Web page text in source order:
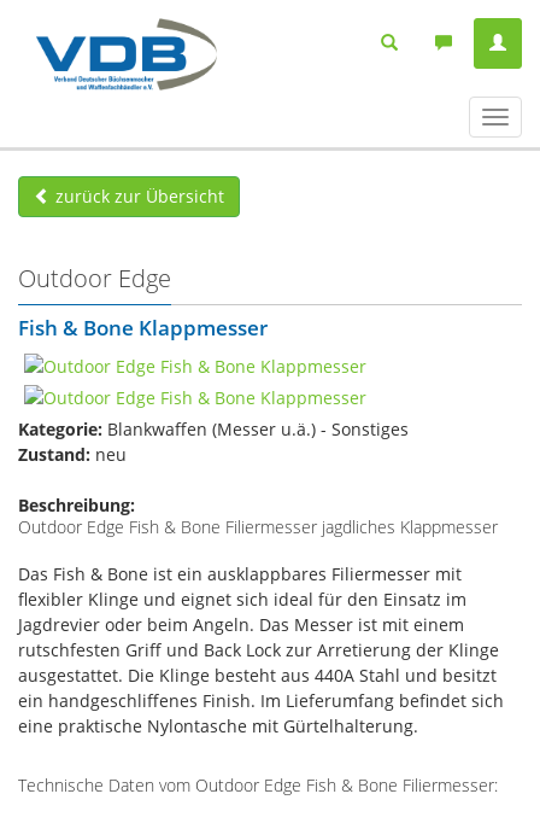
ein-/
zurück zur Übersicht
Outdoor Edge
Fish & Bone Klappmesser
Kategorie: Blankwaffen (Messer u.ä.) - Sonstiges
Zustand: neu
Beschreibung:
Outdoor Edge Fish & Bone Filiermesser jagdliches Klappmesser
Das Fish & Bone ist ein ausklappbares Filiermesser mit
flexibler Klinge und eignet sich ideal für den Einsatz im
Jagdrevier oder beim Angeln. Das Messer ist mit einem
rutschfesten Griff und Back Lock zur Arretierung der Klinge
ausgestattet. Die Klinge besteht aus 440A Stahl und besitzt
ein handgeschliffenes Finish. Im Lieferumfang befindet sich
eine praktische Nylontasche mit Gürtelhalterung.
Technische Daten vom Outdoor Edge Fish & Bone Filiermesser: